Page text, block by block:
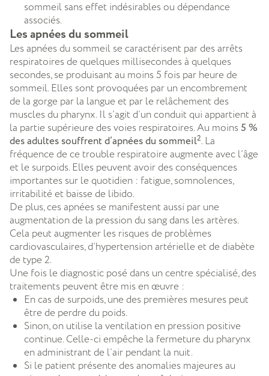
sommeil sans effet indésirables ou dépendance
associés.
Les apnées du sommeil
Les apnées du sommeil se caractérisent par des arrêts
respiratoires de quelques millisecondes à quelques
secondes, se produisant au moins 5 fois par heure de
sommeil. Elles sont provoquées par un encombrement
de la gorge par la langue et par le relâchement des
muscles du pharynx. Il s’agit d’un conduit qui appartient à
la partie supérieure des voies respiratoires. Au moins5 %
des adultes souffrent d’apnées du sommeil2. La
fréquence de ce trouble respiratoire augmente avec l’âge
et le surpoids. Elles peuvent avoir des conséquences
importantes sur le quotidien : fatigue, somnolences,
irritabilité et baisse de libido.
De plus, ces apnées se manifestent aussi par une
augmentation de la pression du sang dans les artères.
Cela peut augmenter les risques de problèmes
cardiovasculaires, d’hypertension artérielle et de diabète
de type 2.
Une fois le diagnostic posé dans un centre spécialisé, des
traitements peuvent être mis en œuvre :
En cas de surpoids, une des premières mesures peut
être de perdre du poids.
Sinon, on utilise la ventilation en pression positive
continue. Celle-ci empêche la fermeture du pharynx
en administrant de l’air pendant la nuit.
Si le patient présente des anomalies majeures au